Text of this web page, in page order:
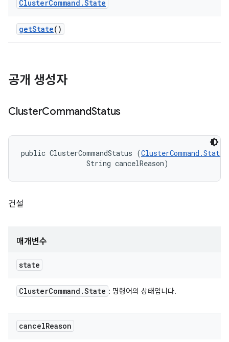
ClusterCommand .State
getState()
공개 생성자
ClusterCommandStatus
public ClusterCommandStatus (ClusterCommand.State
                String cancelReason)
건설
매개변수
state
ClusterCommand .State : 명령어의 상태입니다.
cancelReason